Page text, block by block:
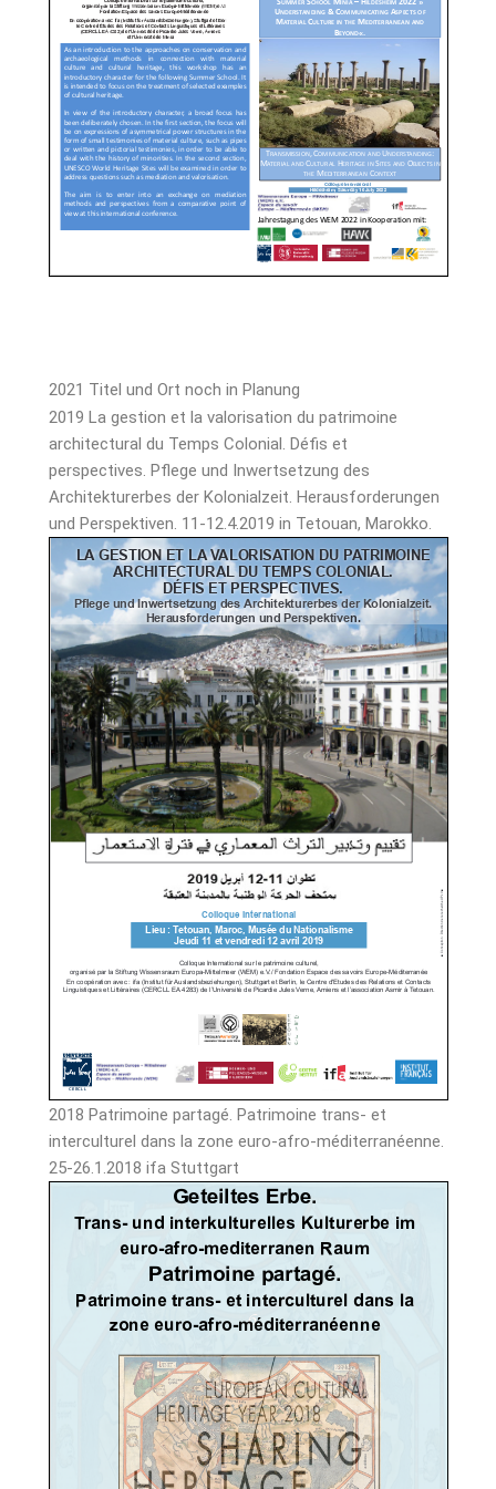
2021 Titel und Ort noch in Planung
2019 La gestion et la valorisation du patrimoine
architectural du Temps Colonial. Défis et
perspectives. Pflege und Inwertsetzung des
Architekturerbes der Kolonialzeit. Herausforderungen
und Perspektiven. 11-12.4.2019 in Tetouan, Marokko.
2018 Patrimoine partagé. Patrimoine trans- et
interculturel dans la zone euro-afro-méditerranéenne.
25-26.1.2018 ifa Stuttgart